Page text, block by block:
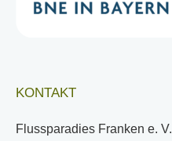
KONTAKT
Flussparadies Franken e. V.